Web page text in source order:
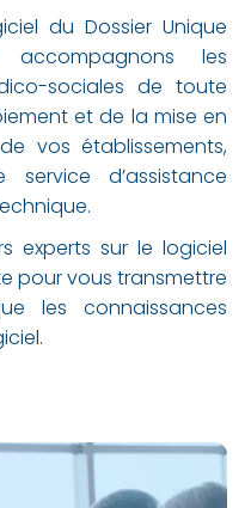
du Dossier Unique
accompagnons les
sociales de toute
et de la mise en
vos établissements,
d’assistance
experts sur le logiciel
pour vous transmettre
les connaissances